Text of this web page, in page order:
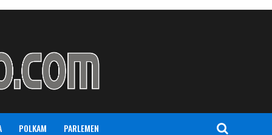
POLKAM PARLEMEN